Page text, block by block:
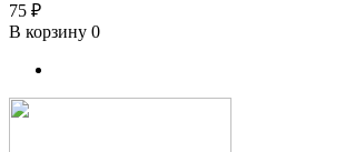
75 ₽
В корзину 0